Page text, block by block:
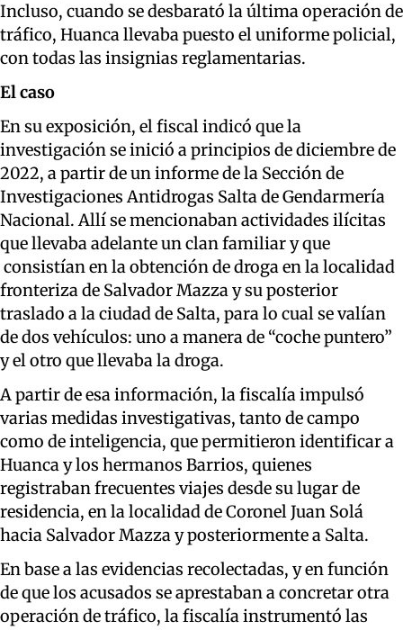
Incluso, cuando se desbarató la última operación de
tráfico, Huanca llevaba puesto el uniforme policial,
con todas las insignias reglamentarias.
El caso
En su exposición, el fiscal indicó que la
investigación se inició a principios de diciembre de
2022, a partir de un informe de la Sección de
Investigaciones Antidrogas Salta de Gendarmería
Nacional. Allí se mencionaban actividades ilícitas
que llevaba adelante un clan familiar y que
consistían en la obtención de droga en la localidad
fronteriza de Salvador Mazza y su posterior
traslado a la ciudad de Salta, para lo cual se valían
de dos vehículos: uno a manera de “coche puntero”
y el otro que llevaba la droga.
A partir de esa información, la fiscalía impulsó
varias medidas investigativas, tanto de campo
como de inteligencia, que permitieron identificar a
Huanca y los hermanos Barrios, quienes
registraban frecuentes viajes desde su lugar de
residencia, en la localidad de Coronel Juan Solá
hacia Salvador Mazza y posteriormente a Salta.
En base a las evidencias recolectadas, y en función
de que los acusados se aprestaban a concretar otra
operación de tráfico, la fiscalía instrumentó las